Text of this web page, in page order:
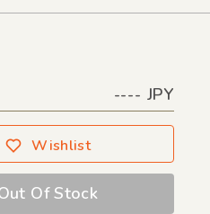
---- JPY
Wishlist
Of Stock